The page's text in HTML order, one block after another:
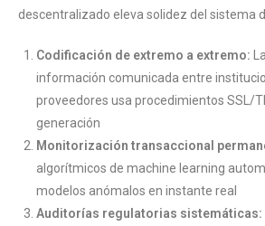
descentralizado eleva solidez del sistema
Codificación de extremo a extremo:
información comunicada entre
proveedores usa procedimientos SSL/
generación
Monitorización transaccional
algorítmicos de machine learning
modelos anómalos en instante real
Auditorías regulatorias sistemáticas: